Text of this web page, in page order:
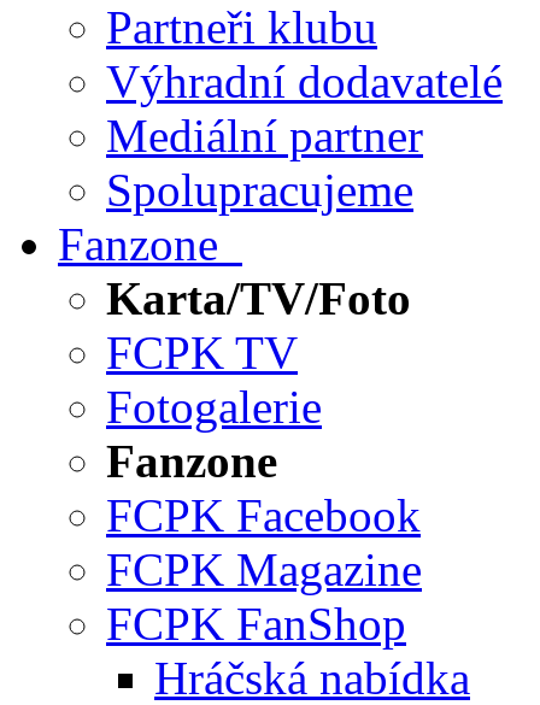
Partneři klubu
Výhradní dodavatelé
Mediální partner
Spolupracujeme
Fanzone
Karta/TV/Foto
FCPK TV
Fotogalerie
Fanzone
FCPK Facebook
FCPK Magazine
FCPK FanShop
Hráčská nabídka